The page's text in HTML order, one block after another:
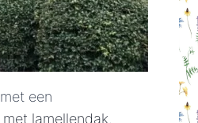
een
lamellendak.